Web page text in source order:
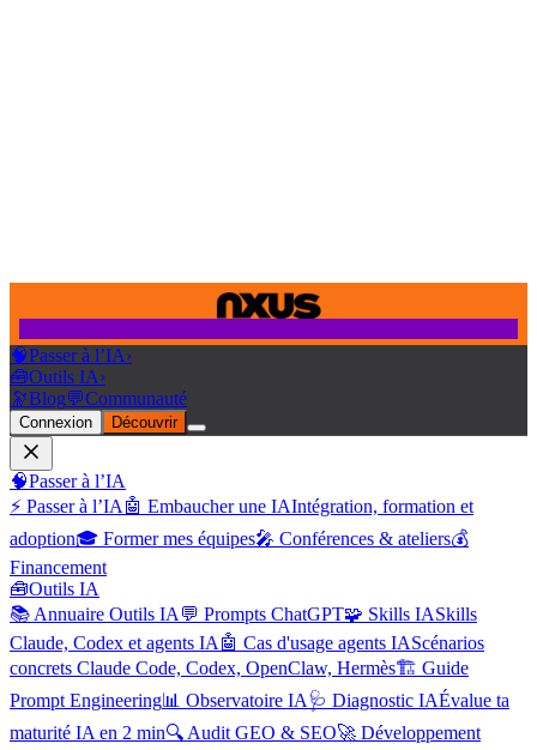
🧠Passer à l’IA›
🧰Outils IA›
🔭Blog💬Communauté
Connexion Découvrir
🧠Passer à l’IA
⚡ Passer à l’IA 🤖 Embaucher une IAIntégration, formation et
adoption🎓 Former mes équipes🎤 Conférences & ateliers💰
Financement
🧰Outils IA
📚 Annuaire Outils IA 💬 Prompts ChatGPT🧩 Skills IASkills
Claude, Codex et agents IA 🤖 Cas d'usage agents IAScénarios
concrets Claude Code, Codex, OpenClaw, Hermès🏗️ Guide
Prompt Engineering📊 Observatoire IA 🩺 Diagnostic IAÉvalue ta
maturité IA en 2 min🔍 Audit GEO & SEO🚀 Développement